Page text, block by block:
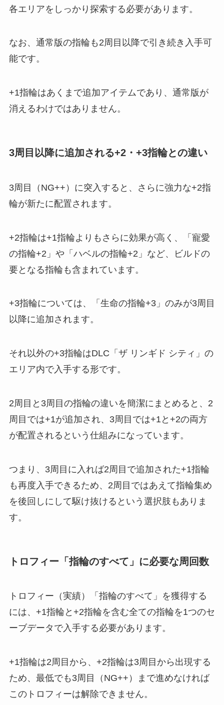
各エリアをしっかり探索する必要があります。
なお、通常版の指輪も2周目以降で引き続き入手可
能です。
+1指輪はあくまで追加アイテムであり、通常版が
消えるわけではありません。
3周目以降に追加される+2・+3指輪との違い
3周目（NG++）に突入すると、さらに強力な+2指
輪が新たに配置されます。
+2指輪は+1指輪よりもさらに効果が高く、「寵愛
の指輪+2」や「ハベルの指輪+2」など、ビルドの
要となる指輪も含まれています。
+3指輪については、「生命の指輪+3」のみが3周目
以降に追加されます。
それ以外の+3指輪はDLC「ザ リンギド シティ」の
エリア内で入手する形です。
2周目と3周目の指輪の違いを簡潔にまとめると、2
周目では+1が追加され、3周目では+1と+2の両方
が配置されるという仕組みになっています。
つまり、3周目に入れば2周目で追加された+1指輪
も再度入手できるため、2周目ではあえて指輪集め
を後回しにして駆け抜けるという選択肢もありま
す。
トロフィー「指輪のすべて」に必要な周回数
トロフィー（実績）「指輪のすべて」を獲得する
には、+1指輪と+2指輪を含む全ての指輪を1つのセ
ーブデータで入手する必要があります。
+1指輪は2周目から、+2指輪は3周目から出現する
ため、最低でも3周目（NG++）まで進めなければ
このトロフィーは解除できません。